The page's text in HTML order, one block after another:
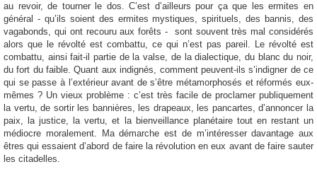
au revoir, de tourner le dos. C’est d’ailleurs pour ça que les ermites en
général - qu’ils soient des ermites mystiques, spirituels, des bannis, des
vagabonds, qui ont recouru aux forêts -
sont souvent très mal considérés
alors que le révolté est combattu, ce qui n’est pas pareil. Le révolté est
combattu, ainsi fait-il partie de la valse, de la dialectique, du blanc du noir,
du fort du faible. Quant aux indignés, comment peuvent-ils s’indigner de ce
qui se passe à l’extérieur avant de s’être métamorphosés et réformés eux-
mêmes ? Un vieux problème : c’est très facile de proclamer publiquement
la vertu, de sortir les bannières, les drapeaux, les pancartes, d’annoncer la
paix, la justice, la vertu, et la bienveillance planétaire tout en restant un
médiocre moralement. Ma démarche est de m’intéresser davantage aux
êtres qui essaient d’abord de faire la révolution en eux avant de faire sauter
les citadelles.